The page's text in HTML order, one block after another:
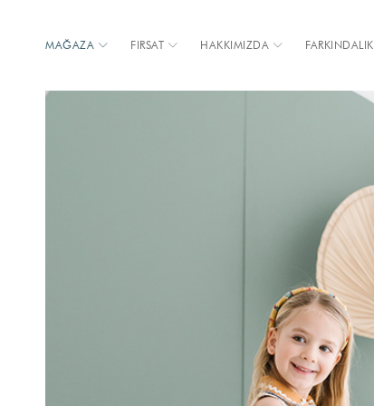
MAĞAZA FIRSAT HAKKIMIZDA FARKINDALIK